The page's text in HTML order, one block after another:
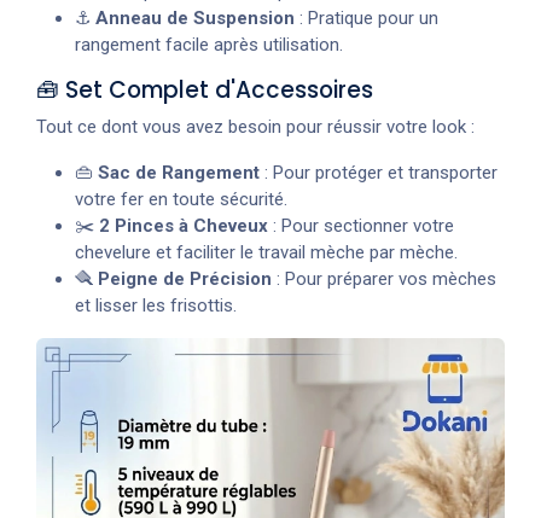
⚓ Anneau de Suspension : Pratique pour un
rangement facile après utilisation.
🧰 Set Complet d'Accessoires
Tout ce dont vous avez besoin pour réussir votre look :
👜 Sac de Rangement : Pour protéger et transporter
votre fer en toute sécurité.
✂️ 2 Pinces à Cheveux : Pour sectionner votre
chevelure et faciliter le travail mèche par mèche.
🪮 Peigne de Précision : Pour préparer vos mèches
et lisser les frisottis.